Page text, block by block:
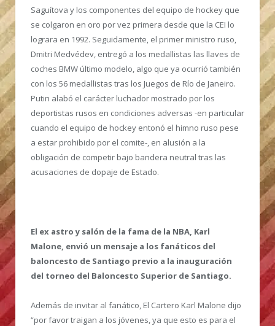
Saguítova y los componentes del equipo de hockey que
se colgaron en oro por vez primera desde que la CEI lo
lograra en 1992. Seguidamente, el primer ministro ruso,
Dmitri Medvédev, entregó a los medallistas las llaves de
coches BMW último modelo, algo que ya ocurrió también
con los 56 medallistas tras los Juegos de Río de Janeiro.
Putin alabó el carácter luchador mostrado por los
deportistas rusos en condiciones adversas -en particular
cuando el equipo de hockey entonó el himno ruso pese
a estar prohibido por el comite-, en alusión a la
obligación de competir bajo bandera neutral tras las
acusaciones de dopaje de Estado.
El ex astro y salón de la fama de la NBA, Karl
Malone, envió un mensaje a los fanáticos del
baloncesto de Santiago previo a la inauguración
del torneo del Baloncesto Superior de Santiago.
Además de invitar al fanático, El Cartero Karl Malone dijo
“por favor traigan a los jóvenes, ya que esto es para el